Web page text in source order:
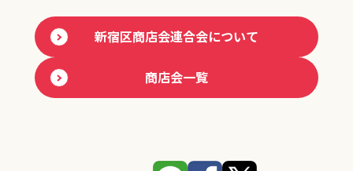
新宿区商店会連合会について
商店会一覧